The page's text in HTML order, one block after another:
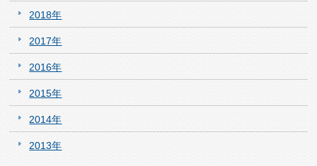
2018年
2017年
2016年
2015年
2014年
2013年